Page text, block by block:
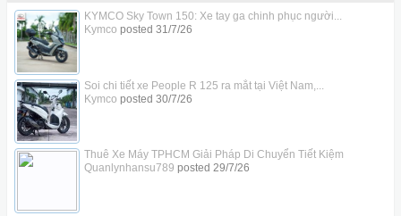
KYMCO Sky Town 150: Xe tay ga chinh phục người...
Kymco posted 31/7/26
Soi chi tiết xe People R 125 ra mắt tại Việt Nam,...
Kymco posted 30/7/26
Thuê Xe Máy TPHCM Giải Pháp Di Chuyển Tiết Kiệm
Quanlynhansu789 posted 29/7/26